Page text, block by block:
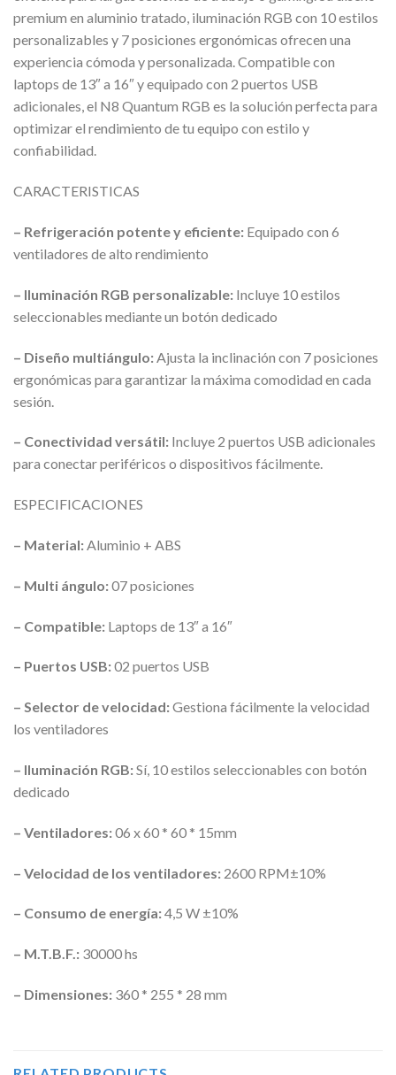
premium en aluminio tratado, iluminación RGB con 10 estilos
personalizables y 7 posiciones ergonómicas ofrecen una
experiencia cómoda y personalizada. Compatible con
laptops de 13″ a 16″ y equipado con 2 puertos USB
adicionales, el N8 Quantum RGB es la solución perfecta para
optimizar el rendimiento de tu equipo con estilo y
confiabilidad.
CARACTERISTICAS
– Refrigeración potente y eficiente: Equipado con 6
ventiladores de alto rendimiento
– Iluminación RGB personalizable: Incluye 10 estilos
seleccionables mediante un botón dedicado
– Diseño multiángulo: Ajusta la inclinación con 7 posiciones
ergonómicas para garantizar la máxima comodidad en cada
sesión.
– Conectividad versátil: Incluye 2 puertos USB adicionales
para conectar periféricos o dispositivos fácilmente.
ESPECIFICACIONES
– Material:Aluminio + ABS
– Multi ángulo:07 posiciones
– Compatible: Laptops de 13″ a 16″
– Puertos USB:02 puertos USB
– Selector de velocidad:Gestiona fácilmente la velocidad
los ventiladores
– Iluminación RGB:Sí, 10 estilos seleccionables con botón
dedicado
– Ventiladores:06 x 60 * 60 * 15mm
– Velocidad de los ventiladores: 2600 RPM±10%
– Consumo de energía:4,5 W ±10%
– M.T.B.F.: 30000 hs
– Dimensiones: 360 * 255 * 28 mm